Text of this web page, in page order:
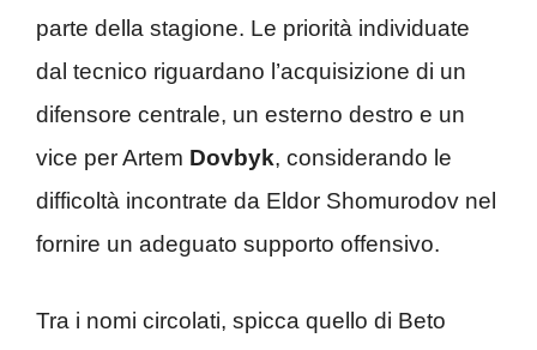
parte della stagione. Le priorità individuate
dal tecnico riguardano l’acquisizione di un
difensore centrale, un esterno destro e un
vice per Artem Dovbyk, considerando le
difficoltà incontrate da Eldor Shomurodov nel
fornire un adeguato supporto offensivo.
Tra i nomi circolati, spicca quello di Beto